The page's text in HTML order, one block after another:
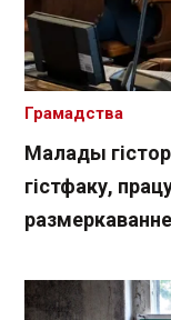
Малады
гістфаку,
Грамадства